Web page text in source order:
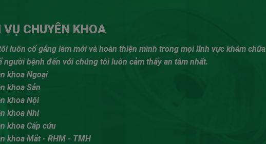
VỤ CHUYÊN KHOA
luôn cố gắng làm mới và hoàn thiện mình trong mọi lĩnh vực khám chữa
người bệnh đến với chúng tôi luôn cảm thấy an tâm nhất.
khoa Ngoại
khoa Sản
khoa Nội
khoa Nhi
khoa Cấp cứu
khoa Mắt - RHM - TMH